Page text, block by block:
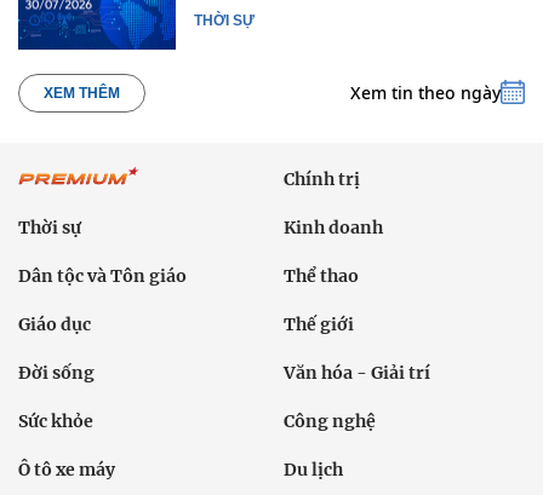
THỜI SỰ
XEM THÊM Xem tin theo ngày
Chính trị
Thời sự Kinh doanh
Dân tộc và Tôn giáo Thể thao
Giáo dục Thế giới
Đời sống Văn hóa - Giải trí
Sức khỏe Công nghệ
Ô tô xe máy Du lịch